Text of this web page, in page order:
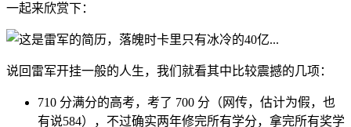
一起来欣赏下：
说回雷军开挂一般的人生，我们就看其中比较震撼的几项：
710 分满分的高考，考了 700 分（网传，估计为假，也
有说584），不过确实两年修完所有学分，拿完所有奖学